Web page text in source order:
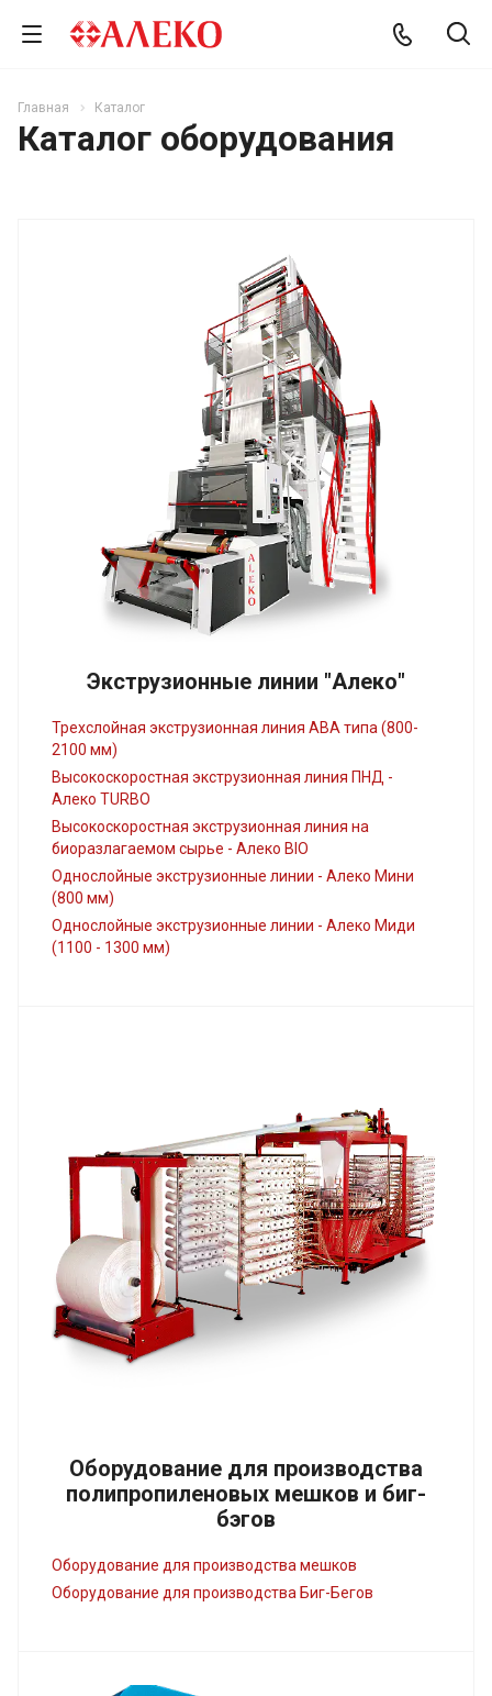
Главная Каталог
Каталог оборудования
Экструзионные линии "Алеко"
Трехслойная экструзионная линия АВА типа (800-
2100 мм)
Высокоскоростная экструзионная линия ПНД -
Алеко TURBO
Высокоскоростная экструзионная линия на
биоразлагаемом сырье - Алеко BIO
Однослойные экструзионные линии - Алеко Мини
(800 мм)
Однослойные экструзионные линии - Алеко Миди
(1100 - 1300 мм)
Оборудование для производства
полипропиленовых мешков и биг-
бэгов
Оборудование для производства мешков
Оборудование для производства Биг-Бегов